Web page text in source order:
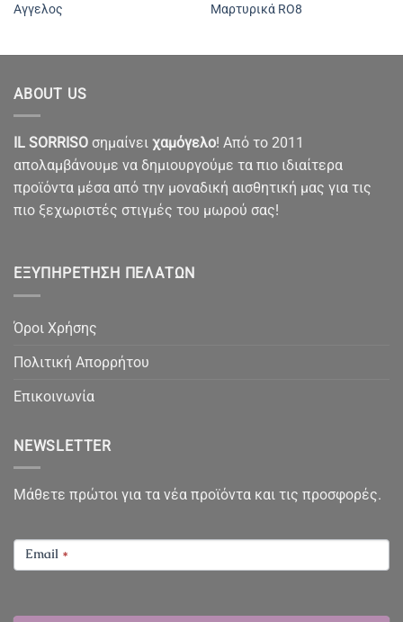
Αγγελος Μαρτυρικά RO8
ABOUT US
IL SORRISO σημαίνει χαμόγελο! Από το 2011
απολαμβάνουμε να δημιουργούμε τα πιο ιδιαίτερα
προϊόντα μέσα από την μοναδική αισθητική μας για τις
πιο ξεχωριστές στιγμές του μωρού σας!
ΕΞΥΠΗΡΈΤΗΣΗ ΠΕΛΑΤΏΝ
Όροι Χρήσης
Πολιτική Απορρήτου
Επικοινωνία
NEWSLETTER
Μάθετε πρώτοι για τα νέα προϊόντα και τις προσφορές.
NEWSLETTER
Email *